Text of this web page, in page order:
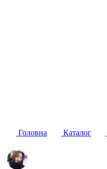
Головна Каталог